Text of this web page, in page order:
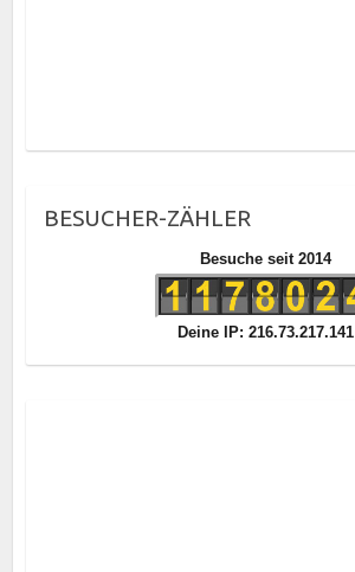
BESUCHER-ZÄHLER
Besuche seit 2014
Deine IP: 216.73.217.141